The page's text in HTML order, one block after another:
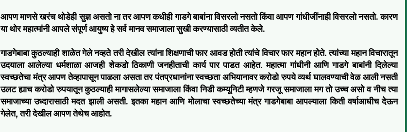
आपण माणसे खरंच थोडेही सुज्ञ असतो ना तर आपण कधीही गाडगे बाबांना विसरलो नसतो किंवा आपण गांधीजींनाही विसरलो नसतो. कारण
या थोर महात्मांनी आपले संपूर्ण आयुष्य हे सर्व मानव समाजाला सुखी करण्यासाठी व्यतीत केले.
गाडगेबाबा कुठल्याही शाळेत गेले नव्हते तरी देखील त्यांना शिक्षणाची फार आवड होती त्यांचे विचार फार महान होते. त्यांच्या महान विचारातून
उदयाला आलेल्या धर्मशाळा आजही शेकडो ठिकाणी जनहीताची कार्य पार पाडत आहेत. महात्मा गांधीनी आणि गाडगे बाबांनी दिलेल्या
स्वच्छतेचा मंत्र आपण तेव्हापासून पाळला असता तर पंतप्रधानांना स्वच्छता अभियानावर करोडो रुपये व्यर्थ घालवण्याची वेळ आली नसती
उलट ह्याच करोडो रुपयातून कुठल्याही मागासलेल्या समाजाला किंवा निडी कम्यूनिटी म्हणजे गरजू समाजाला मग तो उच्च असो व नीच त्या
समाजाच्या उध्दारासाठी मदत झाली असती. इतका महान आणि मोलाचा स्वच्छतेच्या मंत्र गाडगेबाबा आपल्याला किती वर्षाआधीच देऊन
गेलेत, तरी देखील आपण तेथेच आहोत.